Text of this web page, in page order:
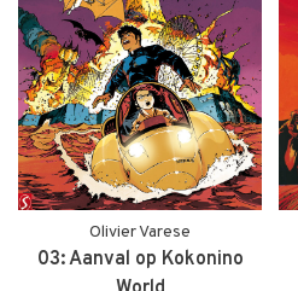
Olivier Varese
03: Aanval op Kokonino